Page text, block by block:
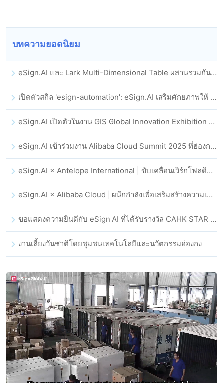
บทความยอดนิยม
eSign.AI และ Lark Multi-Dimensional Table ผสานรวมกันอย่างเป็นทางการ: การลงนามและการเก็บถาวรสัญญาอิเล็กทรอนิกส์แบบอัตโนมัติเต็มรูปแบบ
เปิดตัวสกิล 'esign-automation': eSign.AI เสริมศักยภาพให้ OpenClaw ด้วยลายเซ็นอิเล็กทรอนิกส์อัตโนมัติ
eSign.AI เปิดตัวในงาน GIS Global Innovation Exhibition 2025
eSign.AI เข้าร่วมงาน Alibaba Cloud Summit 2025 ที่ฮ่องกง เพื่อขับเคลื่อนนวัตกรรมคลาวด์ที่ขับเคลื่อนด้วย AI และความเชื่อมั่นทางดิจิทัล
eSign.AI × Antelope International | ขับเคลื่อนเวิร์กโฟลดิจิทัลที่ปลอดภัยและขับเคลื่อนด้วย AI
eSign.AI × Alibaba Cloud | ผนึกกำลังเพื่อเสริมสร้างความเชื่อมั่นดิจิทัลระดับโลกสำหรับฟินเทค
ขอแสดงความยินดีกับ eSign.AI ที่ได้รับรางวัล CAHK STAR Award 2025
งานเลี้ยงวันชาติโดยชุมชนเทคโนโลยีและนวัตกรรมฮ่องกง